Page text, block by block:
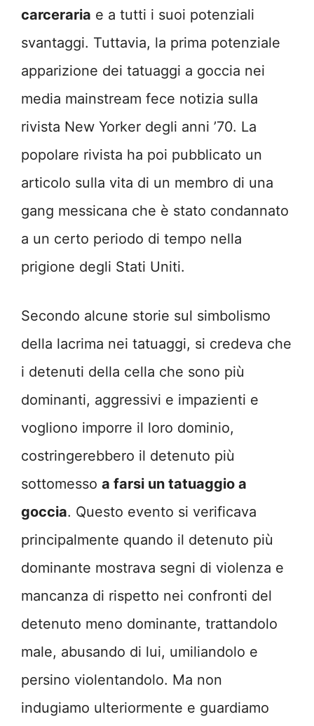
carceraria e a tutti i suoi potenziali
svantaggi. Tuttavia, la prima potenziale
apparizione dei tatuaggi a goccia nei
media mainstream fece notizia sulla
rivista New Yorker degli anni ’70. La
popolare rivista ha poi pubblicato un
articolo sulla vita di un membro di una
gang messicana che è stato condannato
a un certo periodo di tempo nella
prigione degli Stati Uniti.
Secondo alcune storie sul simbolismo
della lacrima nei tatuaggi, si credeva che
i detenuti della cella che sono più
dominanti, aggressivi e impazienti e
vogliono imporre il loro dominio,
costringerebbero il detenuto più
sottomesso a farsi un tatuaggio a
goccia. Questo evento si verificava
principalmente quando il detenuto più
dominante mostrava segni di violenza e
mancanza di rispetto nei confronti del
detenuto meno dominante, trattandolo
male, abusando di lui, umiliandolo e
persino violentandolo. Ma non
indugiamo ulteriormente e guardiamo